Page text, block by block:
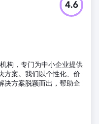
4.6
构，专门为中小企业提供
方案。我们以个性化、价
决方案脱颖而出，帮助企